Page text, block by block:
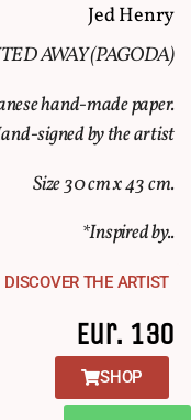
Jed Henry
AWAY (PAGODA)
hand-made paper.
signed by the artist
Size 30 cm x 43 cm.
*Inspired by..
DISCOVER THE ARTIST
Eur. 130
SHOP